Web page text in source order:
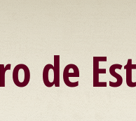
de